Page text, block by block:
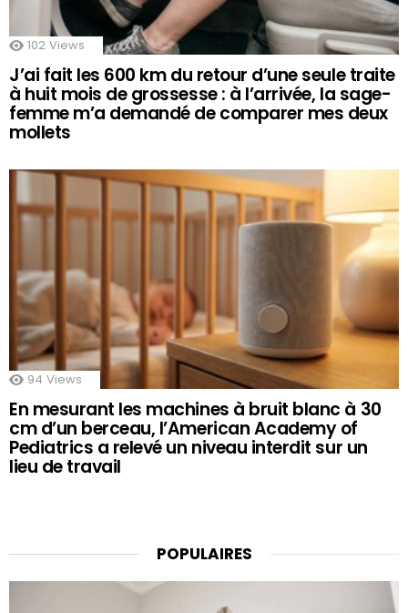
102 Views
J’ai fait les 600 km du retour d’une seule traite
à huit mois de grossesse : à l’arrivée, la sage-
femme m’a demandé de comparer mes deux
mollets
94 Views
En mesurant les machines à bruit blanc à 30
cm d’un berceau, l’American Academy of
Pediatrics a relevé un niveau interdit sur un
lieu de travail
POPULAIRES